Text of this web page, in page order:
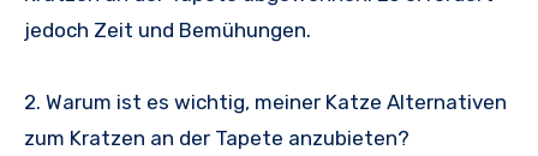
jedoch Zeit und Bemühungen.
2. Warum ist es wichtig, meiner Katze Alternativen
zum Kratzen an der Tapete anzubieten?